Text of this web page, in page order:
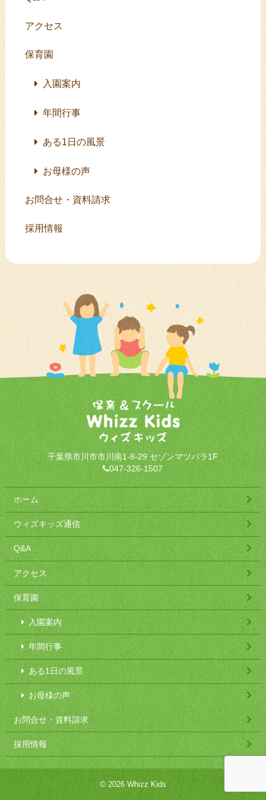
アクセス
保育園
入園案内
年間行事
ある1日の風景
お母様の声
お問合せ・資料請求
採用情報
千葉県市川市市川南1-8-29 セゾンマツバラ1F
047-326-1507
ホーム
ウィズキッズ通信
Q&A
アクセス
保育園
入園案内
年間行事
ある1日の風景
お母様の声
お問合せ・資料請求
採用情報
© 2026 Whizz Kids